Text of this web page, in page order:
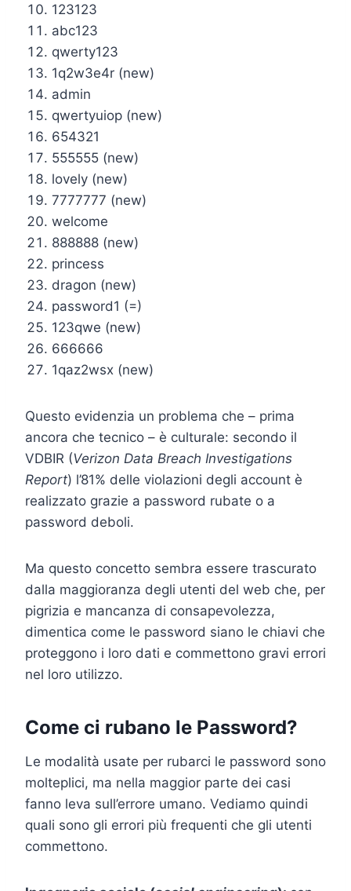
123123
abc123
qwerty123
1q2w3e4r (new)
admin
qwertyuiop (new)
654321
555555 (new)
lovely (new)
7777777 (new)
welcome
888888 (new)
princess
dragon (new)
password1 (=)
123qwe (new)
666666
1qaz2wsx (new)
Questo evidenzia un problema che – prima
ancora che tecnico – è culturale: secondo il
VDBIR (Verizon Data Breach Investigations
Report) l’81% delle violazioni degli account è
realizzato grazie a password rubate o a
password deboli.
Ma questo concetto sembra essere trascurato
dalla maggioranza degli utenti del web che, per
pigrizia e mancanza di consapevolezza,
dimentica come le password siano le chiavi che
proteggono i loro dati e commettono gravi errori
nel loro utilizzo.
Come ci rubano le Password?
Le modalità usate per rubarci le password sono
molteplici, ma nella maggior parte dei casi
fanno leva sull’errore umano. Vediamo quindi
quali sono gli errori più frequenti che gli utenti
commettono.